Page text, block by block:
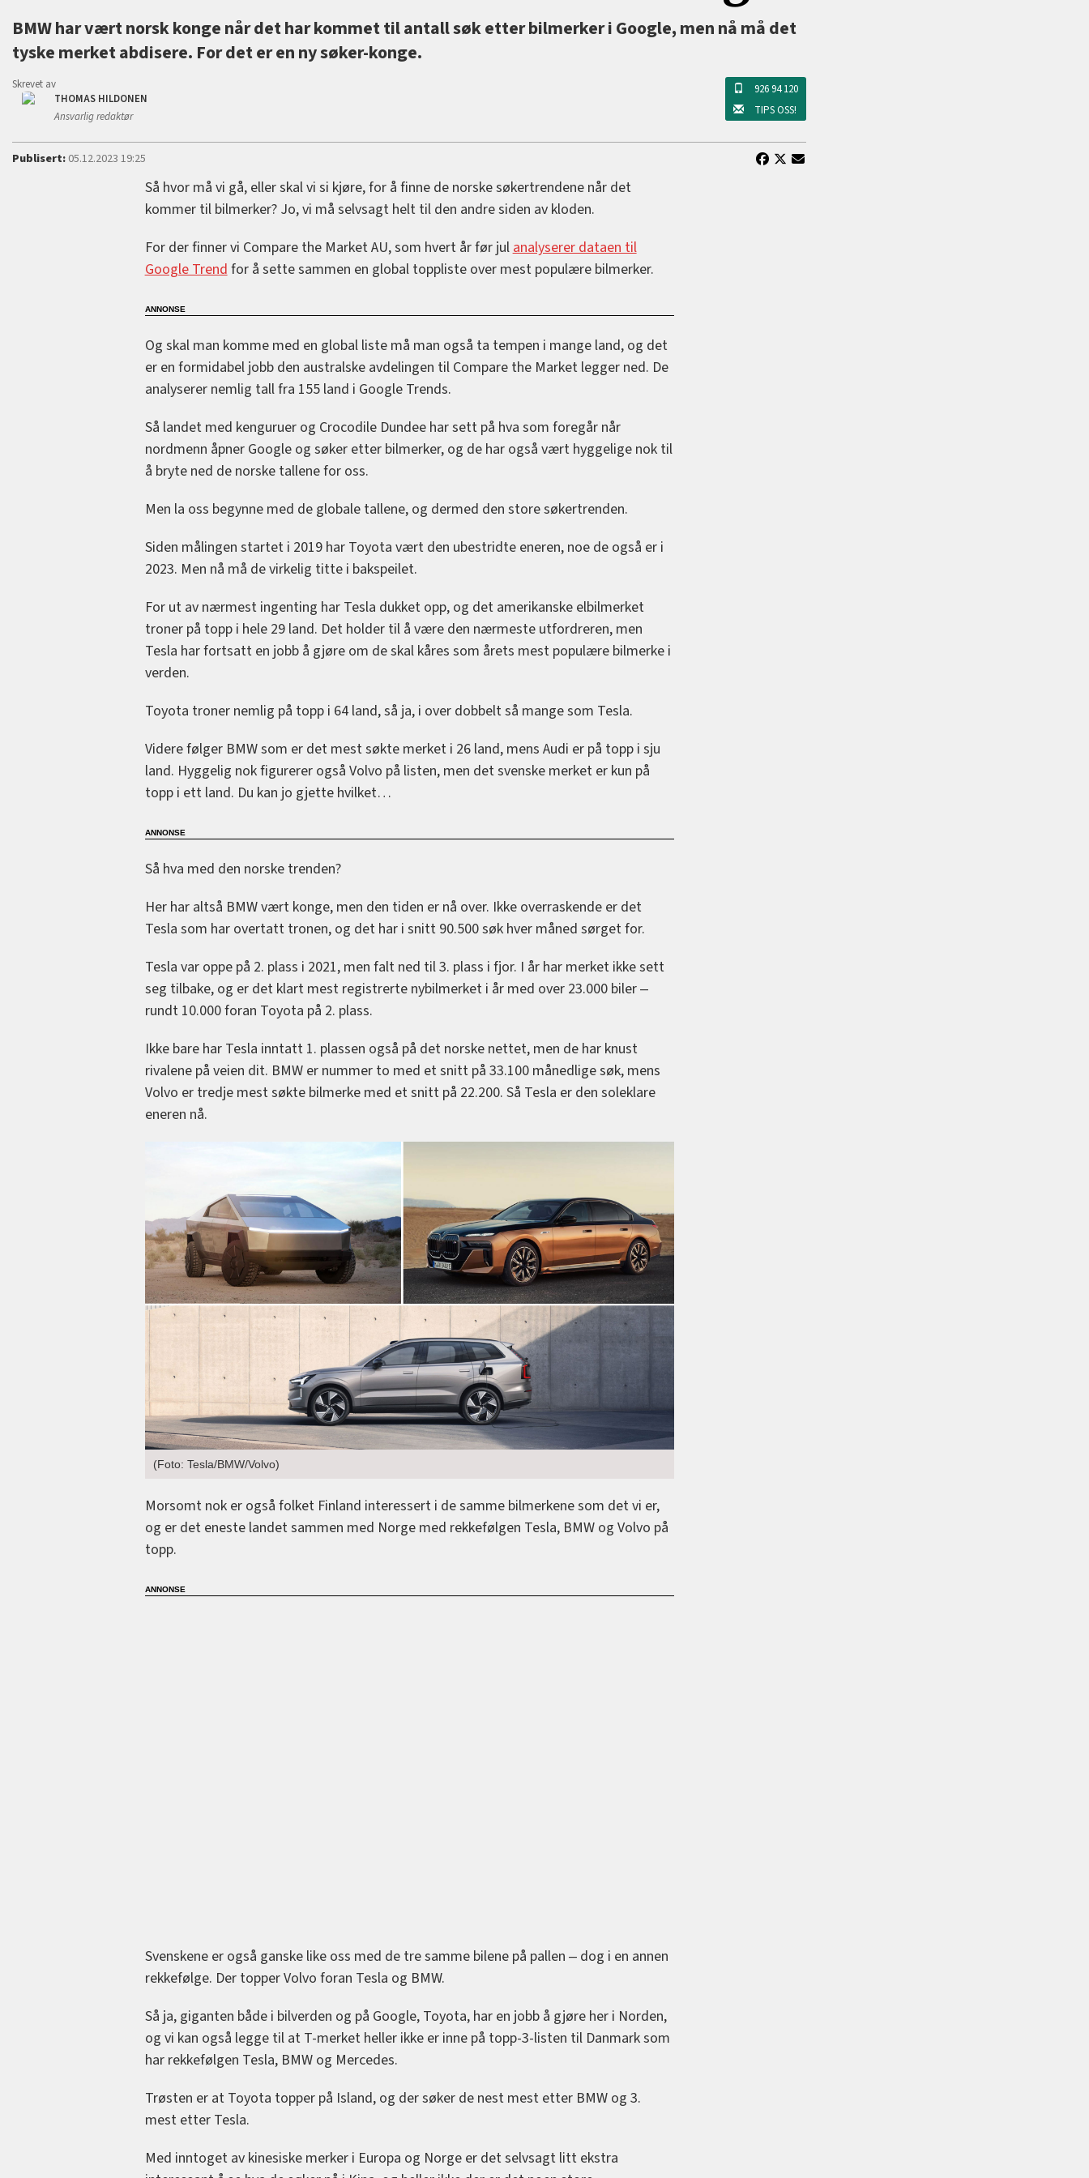
BMW har vært norsk konge når det har kommet til antall søk etter bilmerker i Google, men nå må det
tyske merket abdisere. For det er en ny søker-konge.
Skrevet av
THOMAS HILDONEN
Ansvarlig redaktør
926 94 120
TIPS OSS!
Publisert:05.12.2023 19:25
Så hvor må vi gå, eller skal vi si kjøre, for å finne de norske søkertrendene når det
kommer til bilmerker? Jo, vi må selvsagt helt til den andre siden av kloden.
For der finner vi Compare the Market AU, som hvert år før julanalyserer dataen til
Google Trendfor å sette sammen en global toppliste over mest populære bilmerker.
Og skal man komme med en global liste må man også ta tempen i mange land, og det
er en formidabel jobb den australske avdelingen til Compare the Market legger ned. De
analyserer nemlig tall fra 155 land i Google Trends.
Så landet med kenguruer og Crocodile Dundee har sett på hva som foregår når
nordmenn åpner Google og søker etter bilmerker, og de har også vært hyggelige nok til
å bryte ned de norske tallene for oss.
Men la oss begynne med de globale tallene, og dermed den store søkertrenden.
Siden målingen startet i 2019 har Toyota vært den ubestridte eneren, noe de også er i
2023. Men nå må de virkelig titte i bakspeilet.
For ut av nærmest ingenting har Tesla dukket opp, og det amerikanske elbilmerket
troner på topp i hele 29 land. Det holder til å være den nærmeste utfordreren, men
Tesla har fortsatt en jobb å gjøre om de skal kåres som årets mest populære bilmerke i
verden.
Toyota troner nemlig på topp i 64 land, så ja, i over dobbelt så mange som Tesla.
Videre følger BMW som er det mest søkte merket i 26 land, mens Audi er på topp i sju
land. Hyggelig nok figurerer også Volvo på listen, men det svenske merket er kun på
topp i ett land. Du kan jo gjette hvilket…
Så hva med den norske trenden?
Her har altså BMW vært konge, men den tiden er nå over. Ikke overraskende er det
Tesla som har overtatt tronen, og det har i snitt 90.500 søk hver måned sørget for.
Tesla var oppe på 2. plass i 2021, men falt ned til 3. plass i fjor. I år har merket ikke sett
seg tilbake, og er det klart mest registrerte nybilmerket i år med over 23.000 biler ‒
rundt 10.000 foran Toyota på 2. plass.
Ikke bare har Tesla inntatt 1. plassen også på det norske nettet, men de har knust
rivalene på veien dit. BMW er nummer to med et snitt på 33.100 månedlige søk, mens
Volvo er tredje mest søkte bilmerke med et snitt på 22.200. Så Tesla er den soleklare
eneren nå.
(Foto: Tesla/BMW/Volvo)
Morsomt nok er også folket Finland interessert i de samme bilmerkene som det vi er,
og er det eneste landet sammen med Norge med rekkefølgen Tesla, BMW og Volvo på
topp.
Svenskene er også ganske like oss med de tre samme bilene på pallen ‒ dog i en annen
rekkefølge. Der topper Volvo foran Tesla og BMW.
Så ja, giganten både i bilverden og på Google, Toyota, har en jobb å gjøre her i Norden,
og vi kan også legge til at T-merket heller ikke er inne på topp-3-listen til Danmark som
har rekkefølgen Tesla, BMW og Mercedes.
Trøsten er at Toyota topper på Island, og der søker de nest mest etter BMW og 3.
mest etter Tesla.
Med inntoget av kinesiske merker i Europa og Norge er det selvsagt litt ekstra